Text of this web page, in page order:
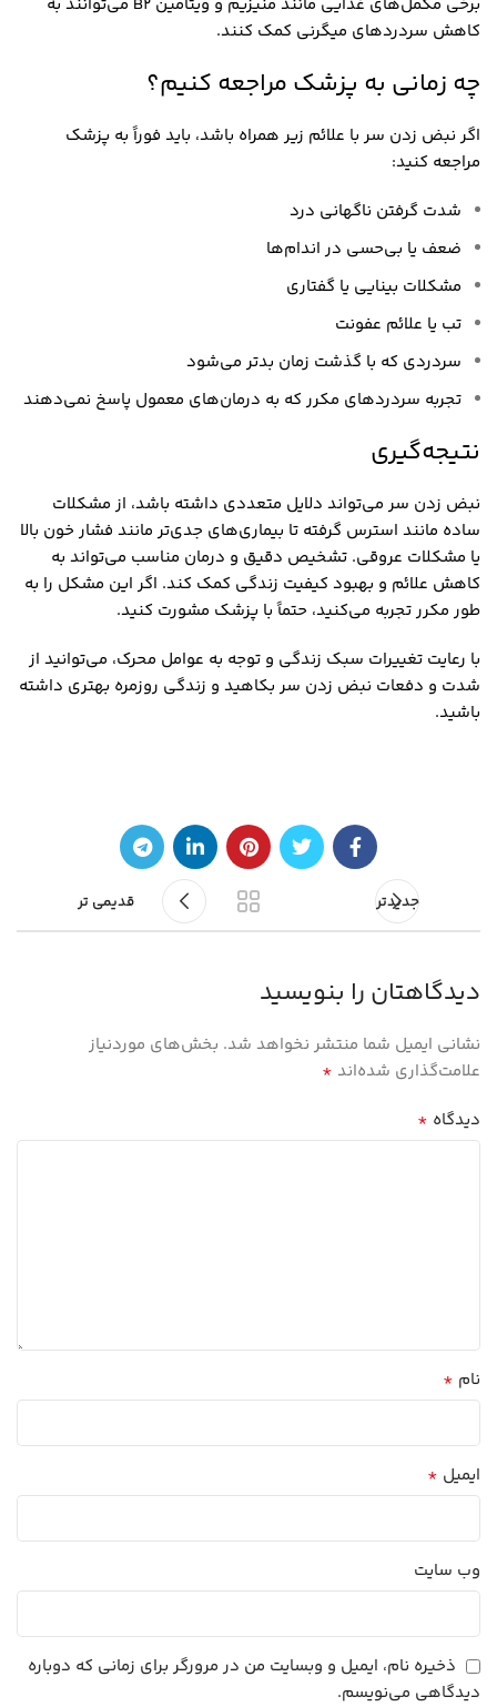
کاهش سردردهای میگرنی کمک کنند.
چه زمانی به پزشک مراجعه کنیم؟
اگر نبض زدن سر با علائم زیر همراه باشد، باید فوراً به پزشک
مراجعه کنید:
شدت گرفتن ناگهانی درد
ضعف یا بی‌حسی در اندام‌ها
مشکلات بینایی یا گفتاری
تب یا علائم عفونت
سردردی که با گذشت زمان بدتر می‌شود
تجربه سردردهای مکرر که به درمان‌های معمول پاسخ نمی‌دهند
نتیجه‌گیری
نبض زدن سر می‌تواند دلایل متعددی داشته باشد، از مشکلات
ساده مانند استرس گرفته تا بیماری‌های جدی‌تر مانند فشار خون بالا
یا مشکلات عروقی. تشخیص دقیق و درمان مناسب می‌تواند به
کاهش علائم و بهبود کیفیت زندگی کمک کند. اگر این مشکل را به
طور مکرر تجربه می‌کنید، حتماً با پزشک مشورت کنید.
با رعایت تغییرات سبک زندگی و توجه به عوامل محرک، می‌توانید از
شدت و دفعات نبض زدن سر بکاهید و زندگی روزمره بهتری داشته
باشید.
جدیدتر قدیمی تر
دیدگاهتان را بنویسید
نشانی ایمیل شما منتشر نخواهد شد. بخش‌های موردنیاز
علامت‌گذاری شده‌اند *
دیدگاه *
نام *
ایمیل *
وب‌ سایت
ذخیره نام، ایمیل و وبسایت من در مرورگر برای زمانی که دوباره
دیدگاهی می‌نویسم.